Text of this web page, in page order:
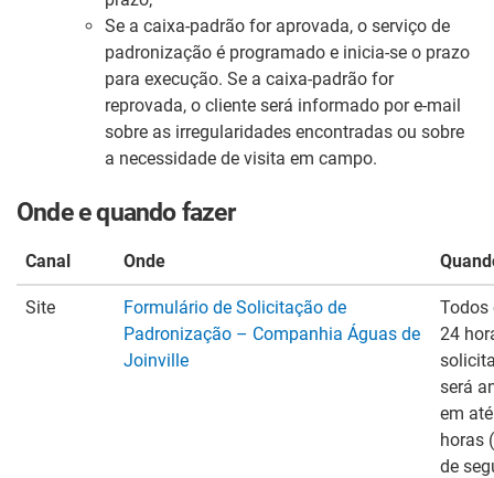
Se a caixa-padrão for aprovada, o serviço de
padronização é programado e inicia-se o prazo
para execução. Se a caixa-padrão for
reprovada, o cliente será informado por e-mail
sobre as irregularidades encontradas ou sobre
a necessidade de visita em campo.
Onde e quando fazer
Canal Onde
Site
Formulário de Solicitação de
Padronização – Companhia Águas de
Joinville
Todos
24
será
em
horas
de